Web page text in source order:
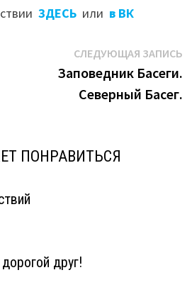
ЗДЕСЬили в ВК
СЛЕДУЮЩАЯ ЗАПИСЬ
Заповедник Басеги.
Северный Басег.
ПОНРАВИТЬСЯ
друг!